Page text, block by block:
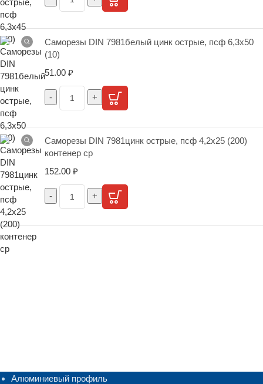
Саморезы DIN 7981белый цинк острые, псф 6,3х50
(10)
51.00 ₽
Саморезы DIN 7981цинк острые, псф 4,2х25 (200)
контенер ср
152.00 ₽
Алюминиевый профиль